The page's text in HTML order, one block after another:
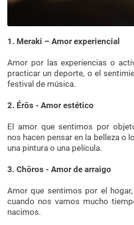
1. Meraki – Amor experiencial
Amor por las experiencias o
practicar un deporte, o el
festival de música.
2. Érōs - Amor estético
El amor que sentimos por
nos hacen pensar en la belleza o
una pintura o una película.
3. Chōros - Amor de arraigo
Amor que sentimos por el
cuando nos vamos mucho
nacimos.